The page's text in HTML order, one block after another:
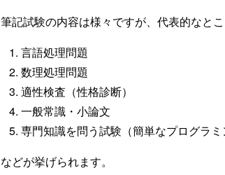
筆記試験の内容は様々ですが、代表的なとこ
言語処理問題
数理処理問題
適性検査（性格診断）
一般常識・小論文
専門知識を問う試験（簡単なプログラミ
などが挙げられます。